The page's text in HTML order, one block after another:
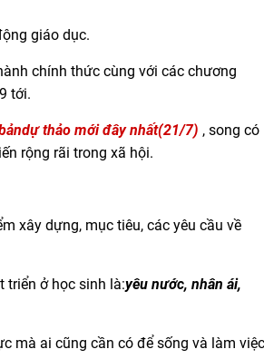
giáo dục.
chính thức cùng với các chương
tới.
thảo mới đây nhất(21/7) , song có
rộng rãi trong xã hội.
xây dựng, mục tiêu, các yêu cầu về
triển ở học sinh là:yêu nước, nhân ái,
mà ai cũng cần có để sống và làm việc